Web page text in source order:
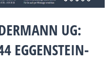
UG:
EGGENSTEIN-